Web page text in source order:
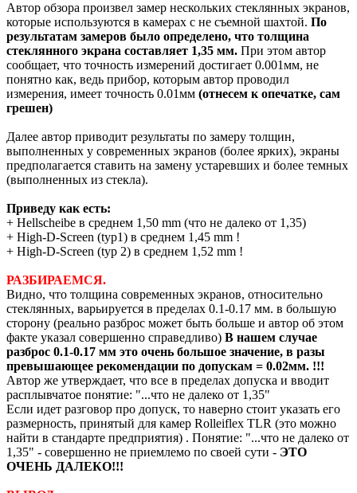
Автор обзора произвел замер нескольких стеклянных экранов,
которые используются в камерах с не съемной шахтой. По
результатам замеров было определено, что толщина
стеклянного экрана составляет 1,35 мм. При этом автор
сообщает, что точность измерений достигает 0.001мм, не
понятно как, ведь прибор, которым автор проводил
измерения, имеет точность 0.01мм (отнесем к опечатке, сам
грешен)
Далее автор приводит результаты по замеру толщин,
выполненных у современных экранов (более ярких), экраны
предполагается ставить на замену устаревших и более темных
(выполненных из стекла).
Приведу как есть:
+ Hellscheibe в среднем 1,50 mm (что не далеко от 1,35)
+ High-D-Screen (typ1) в среднем 1,45 mm !
+ High-D-Screen (typ 2) в среднем 1,52 mm !
РАЗБИРАЕМСЯ.
Видно, что толщина современных экранов, относительно
стеклянных, варьируется в пределах 0.1-0.17 мм. в большую
сторону (реально разброс может быть больше и автор об этом
факте указал совершенно справедливо) В нашем случае
разброс 0.1-0.17 мм это очень большое значение, в разы
превышающее рекомендации по допускам = 0.02мм. !!!
Автор же утверждает, что все в пределах допуска и вводит
расплывчатое понятие: "...что не далеко от 1,35"
Если идет разговор про допуск, то наверно стоит указать его
размерность, принятый для камер Rolleiflex TLR (это можно
найти в стандарте предприятия) . Понятие: "...что не далеко от
1,35" - совершенно не приемлемо по своей сути - ЭТО
ОЧЕНЬ ДАЛЕКО!!!